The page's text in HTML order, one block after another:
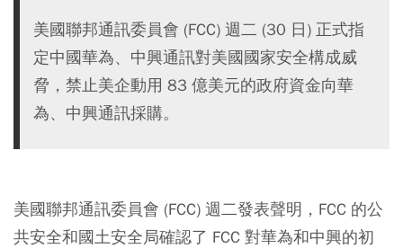
美國聯邦通訊委員會 (FCC) 週二 (30 日) 正式指
定中國華為、中興通訊對美國國家安全構成威
脅，禁止美企動用 83 億美元的政府資金向華
為、中興通訊採購。
美國聯邦通訊委員會 (FCC) 週二發表聲明，FCC 的公
共安全和國土安全局確認了 FCC 對華為和中興的初